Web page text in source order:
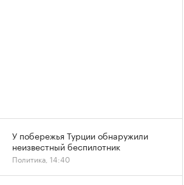
У побережья Турции обнаружили
неизвестный беспилотник
Политика, 14:40